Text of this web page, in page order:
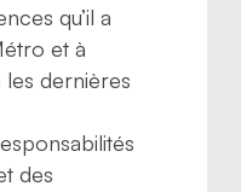
qu’il a
et à
dernières
des